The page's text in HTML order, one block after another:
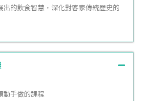
出的飲食智慧，深化對客家傳統歷史的
動手做的課程